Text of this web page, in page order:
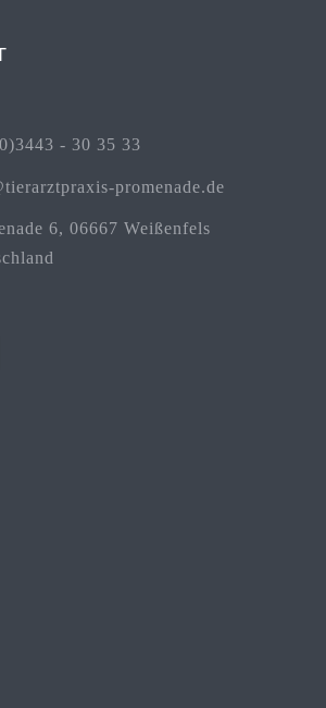
- 30 35 33
promenade.de
6, 06667 Weißenfels